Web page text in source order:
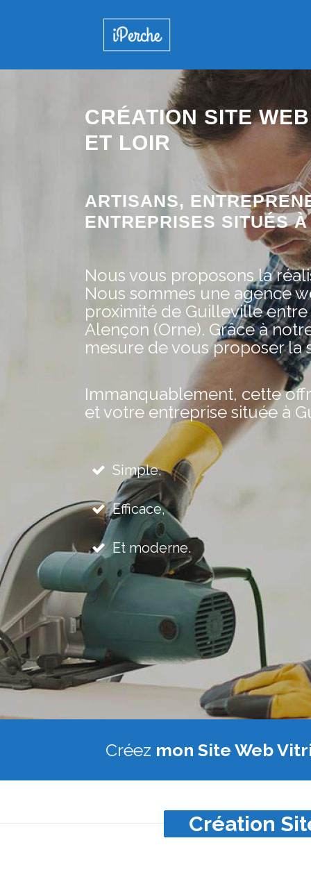
CRÉATION SITE
ET LOIR
ARTISANS,
ENTREPRISES SITUÉS
Nous vous proposons la
Nous sommes une agence
proximité de Guilleville entre
Alençon (Orne). Grâce à
mesure de vous proposer
Immanquablement, cette
et votre entreprise située à
Simple,
Efficace,
Et moderne.
Créez mon Site Web
Création